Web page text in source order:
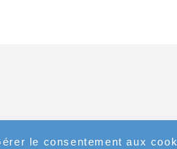
le consentement aux